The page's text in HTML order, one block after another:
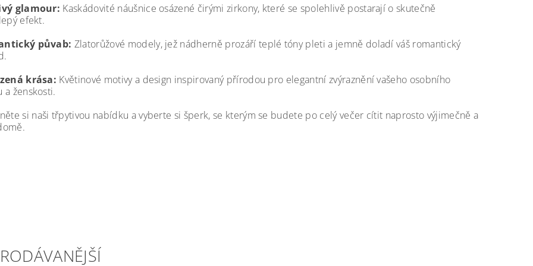
glamour: Kaskádovité náušnice osázené čirými zirkony, které se spolehlivě postarají o skutečně
efekt.
půvab: Zlatorůžové modely, jež nádherně prozáří teplé tóny pleti a jemně doladí váš romantický
krása: Květinové motivy a design inspirovaný přírodou pro elegantní zvýraznění vašeho osobního
a ženskosti.
si naši třpytivou nabídku a vyberte si šperk, se kterým se budete po celý večer cítit naprosto výjimečně a